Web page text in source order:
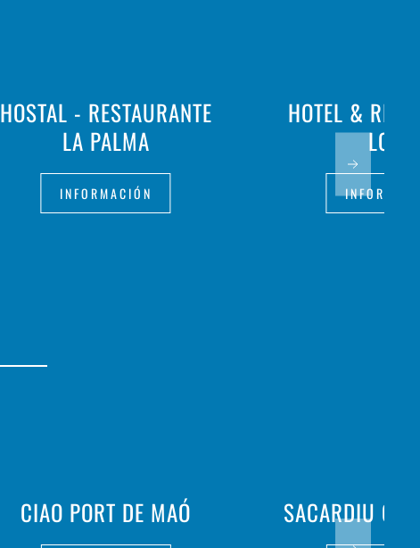
HOSTAL - RESTAURANTE
LA PALMA
INFORMACIÓN
HOTEL &
LOAR
CIAO PORT DE MAÓ SACARDIU